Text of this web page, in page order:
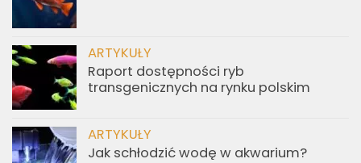
ARTYKUŁY
Raport dostępności ryb
transgenicznych na rynku polskim
ARTYKUŁY
Jak schłodzić wodę w akwarium?